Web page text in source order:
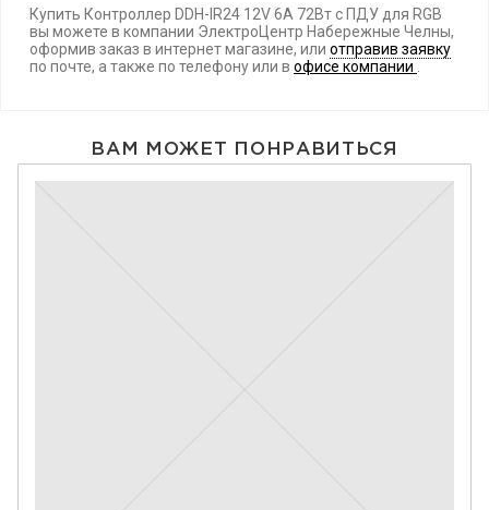
Купить Контроллер DDH-IR24 12V 6A 72Вт с ПДУ для RGB
вы можете в компании ЭлектроЦентр Набережные Челны,
оформив заказ в интернет магазине, или отправив заявку
по почте, а также по телефонуили в офисе компании
ВАМ МОЖЕТ ПОНРАВИТЬСЯ